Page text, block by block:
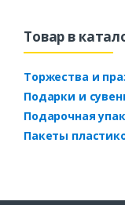
Товар в
Торжества и
Подарки и
Подарочная
Пакеты